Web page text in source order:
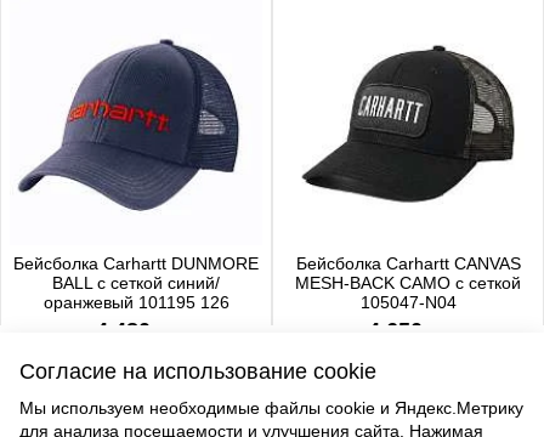
Бейсболка Carhartt DUNMORE
BALL с сеткой синий/
оранжевый 101195 126
4 480 р.
Бейсболка Carhartt CANVAS
MESH-BACK CAMO с сеткой
105047-N04
4 650 р.
Согласие на использование cookie
Мы используем необходимые файлы cookie и Яндекс.Метрику
для анализа посещаемости и улучшения сайта. Нажимая